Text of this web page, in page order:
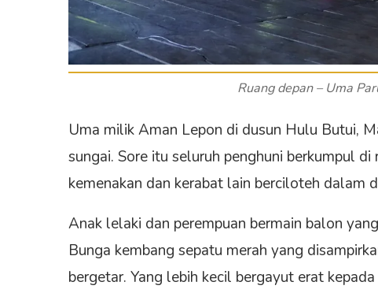
Ruang depan – Uma
Uma milik Aman Lepon di dusun Hulu Butui,
sungai. Sore itu seluruh penghuni berkumpul
kemenakan dan kerabat lain berciloteh dalam
Anak lelaki dan perempuan bermain balon
Bunga kembang sepatu merah yang
bergetar. Yang lebih kecil bergayut erat